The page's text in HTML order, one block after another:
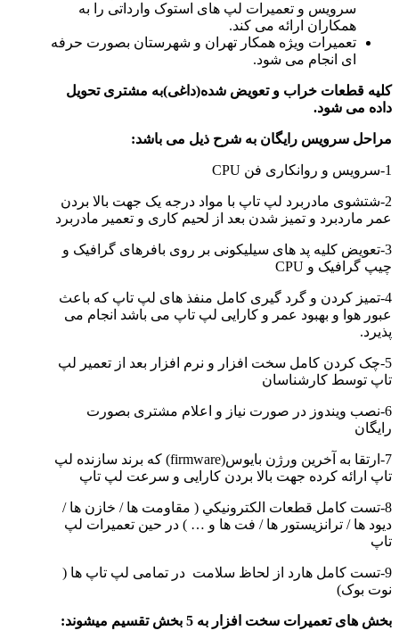
سرویس و تعمیرات لپ های استوک وارداتی را به
همکاران ارائه می کند.
تعمیرات ویژه همکار تهران و شهرستان بصورت حرفه
ای انجام می شود.
کلیه قطعات خراب و تعویض شده(داغی)به مشتری تحویل
داده می شود.
مراحل سرویس رایگان به شرح ذیل می باشد:
1-سرویس و روانکاری فن CPU
2-شتشوی مادربرد لپ تاپ با مواد درجه یک جهت بالا بردن
عمر ماردبرد و تمیز شدن بعد از لحیم کاری و تعمیر مادربرد
3-تعویض کلیه پد های سیلیکونی بر روی بافرهای گرافیک و
چیپ گرافیک و CPU
4-تمیز کردن و گرد گیری کامل منفذ های لپ تاپ که باعث
عبور هوا و بهبود عمر و کارایی لپ تاپ می باشد انجام می
پذیرد.
5-چک کردن کامل سخت افزار و نرم افزار بعد از تعمیر لپ
تاپ توسط کارشناسان
6-نصب ویندوز در صورت نیاز و اعلام مشتری بصورت
رایگان
7-ارتقا به آخرین ورژن بایوس(firmware) که برند سازنده لپ
تاپ ارائه کرده جهت بالا بردن کارایی و سرعت لپ تاپ
8-تست کامل قطعات الکترونيکي ( مقاومت ها / خازن ها /
ديود ها / ترانزيستور ها / فت ها و … ) در حین تعمیرات لپ
تاپ
9-تست کامل هارد از لحاظ سلامت در تمامی لپ تاپ ها (
نوت بوک)
بخش های تعمیرات سخت افزار به 5 بخش تقسیم میشوند :